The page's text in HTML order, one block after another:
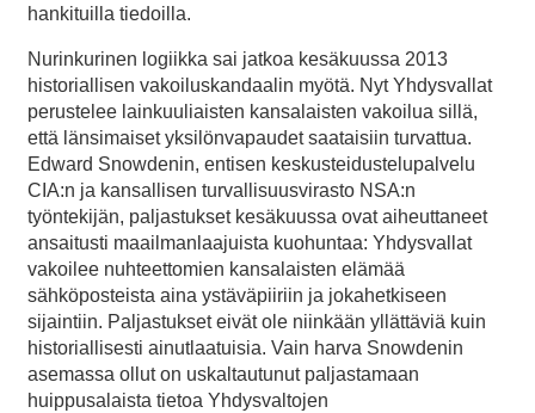
hankituilla tiedoilla.
Nurinkurinen logiikka sai jatkoa kesäkuussa 2013
historiallisen vakoiluskandaalin myötä. Nyt Yhdysvallat
perustelee lainkuuliaisten kansalaisten vakoilua sillä,
että länsimaiset yksilönvapaudet saataisiin turvattua.
Edward Snowdenin, entisen keskusteidustelupalvelu
CIA:n ja kansallisen turvallisuusvirasto NSA:n
työntekijän, paljastukset kesäkuussa ovat aiheuttaneet
ansaitusti maailmanlaajuista kuohuntaa: Yhdysvallat
vakoilee nuhteettomien kansalaisten elämää
sähköposteista aina ystäväpiiriin ja jokahetkiseen
sijaintiin. Paljastukset eivät ole niinkään yllättäviä kuin
historiallisesti ainutlaatuisia. Vain harva Snowdenin
asemassa ollut on uskaltautunut paljastamaan
huippusalaista tietoa Yhdysvaltojen